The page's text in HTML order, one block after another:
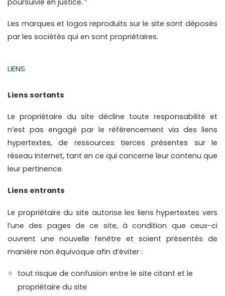
Les marques et logos reproduits sur le site sont déposés
par les sociétés qui en sont propriétaires.
LIENS
Liens sortants
Le propriétaire du site décline toute responsabilité et
n’est pas engagé par le référencement via des liens
hypertextes, de ressources tierces présentes sur le
réseau Internet, tant en ce qui concerne leur contenu que
leur pertinence.
Liens entrants
Le propriétaire du site autorise les liens hypertextes vers
l’une des pages de ce site, à condition que ceux-ci
ouvrent une nouvelle fenêtre et soient présentés de
manière non équivoque afin d’éviter :
tout risque de confusion entre le site citant et le
propriétaire du site